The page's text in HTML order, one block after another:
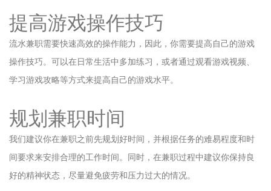
提高游戏操作技巧
流水兼职需要快速高效的操作能力，因此，你需要提高自己的游戏
操作技巧。可以在日常生活中多加练习，或者通过观看游戏视频、
学习游戏攻略等方式来提高自己的游戏水平。
规划兼职时间
我们建议你在兼职之前先规划好时间，并根据任务的难易程度和时
间要求来安排合理的工作时间。同时，在兼职过程中建议你保持良
好的精神状态，尽量避免疲劳和压力过大的情况。